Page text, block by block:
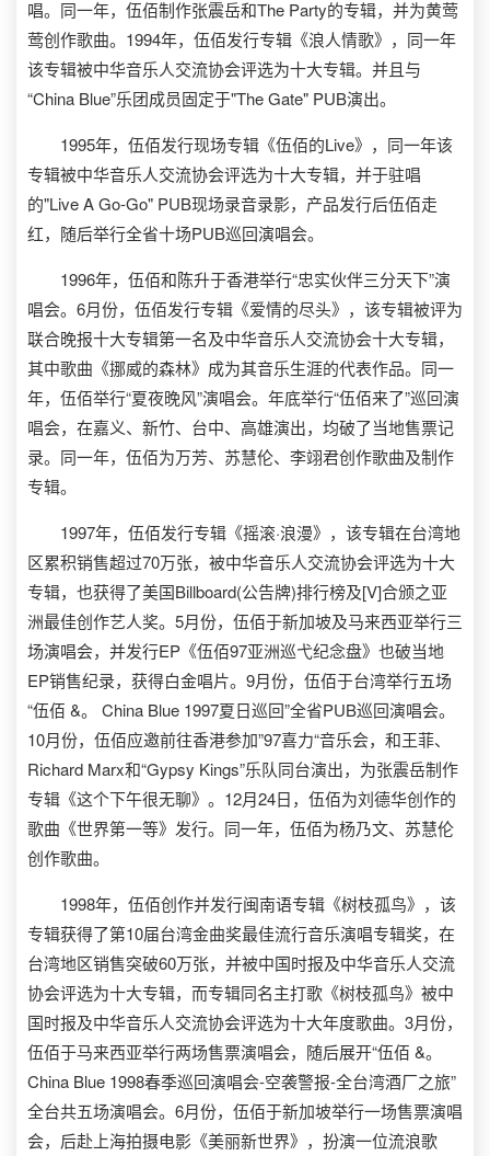
唱。同一年，伍佰制作张震岳和The Party的专辑，并为黄莺
莺创作歌曲。1994年，伍佰发行专辑《浪人情歌》，同一年
该专辑被中华音乐人交流协会评选为十大专辑。并且与
“China Blue”乐团成员固定于"The Gate" PUB演出。
1995年，伍佰发行现场专辑《伍佰的Live》，同一年该
专辑被中华音乐人交流协会评选为十大专辑，并于驻唱
的"Live A Go-Go" PUB现场录音录影，产品发行后伍佰走
红，随后举行全省十场PUB巡回演唱会。
1996年，伍佰和陈升于香港举行“忠实伙伴三分天下”演
唱会。6月份，伍佰发行专辑《爱情的尽头》，该专辑被评为
联合晚报十大专辑第一名及中华音乐人交流协会十大专辑，
其中歌曲《挪威的森林》成为其音乐生涯的代表作品。同一
年，伍佰举行“夏夜晚风”演唱会。年底举行“伍佰来了”巡回演
唱会，在嘉义、新竹、台中、高雄演出，均破了当地售票记
录。同一年，伍佰为万芳、苏慧伦、李翊君创作歌曲及制作
专辑。
1997年，伍佰发行专辑《摇滚·浪漫》，该专辑在台湾地
区累积销售超过70万张，被中华音乐人交流协会评选为十大
专辑，也获得了美国Billboard(公告牌)排行榜及[V]合颁之亚
洲最佳创作艺人奖。5月份，伍佰于新加坡及马来西亚举行三
场演唱会，并发行EP《伍佰97亚洲巡弋纪念盘》也破当地
EP销售纪录，获得白金唱片。9月份，伍佰于台湾举行五场
“伍佰 &。 China Blue 1997夏日巡回”全省PUB巡回演唱会。
10月份，伍佰应邀前往香港参加”97喜力“音乐会，和王菲、
Richard Marx和“Gypsy Kings”乐队同台演出，为张震岳制作
专辑《这个下午很无聊》。12月24日，伍佰为刘德华创作的
歌曲《世界第一等》发行。同一年，伍佰为杨乃文、苏慧伦
创作歌曲。
1998年，伍佰创作并发行闽南语专辑《树枝孤鸟》，该
专辑获得了第10届台湾金曲奖最佳流行音乐演唱专辑奖，在
台湾地区销售突破60万张，并被中国时报及中华音乐人交流
协会评选为十大专辑，而专辑同名主打歌《树枝孤鸟》被中
国时报及中华音乐人交流协会评选为十大年度歌曲。3月份，
伍佰于马来西亚举行两场售票演唱会，随后展开“伍佰 &。
China Blue 1998春季巡回演唱会-空袭警报-全台湾酒厂之旅”
全台共五场演唱会。6月份，伍佰于新加坡举行一场售票演唱
会，后赴上海拍摄电影《美丽新世界》，扮演一位流浪歌